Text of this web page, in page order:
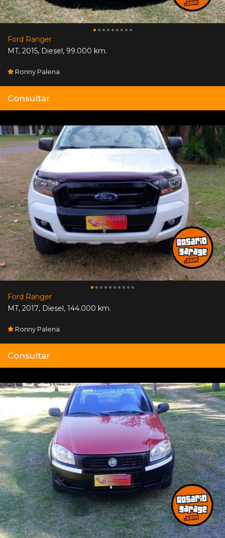
Ford Ranger
MT, 2015, Diesel, 99.000 km.
Ronny Palena
Consultar
Ford Ranger
MT, 2017, Diesel, 144.000 km.
Ronny Palena
Consultar